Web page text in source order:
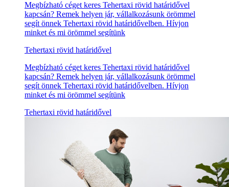
Megbízható céget keres Tehertaxi rövid határidővel
kapcsán? Remek helyen jár, vállalkozásunk örömmel
segít önnek Tehertaxi rövid határidővelben. Hívjon
minket és mi örömmel segítünk
Tehertaxi rövid határidővel
Megbízható céget keres Tehertaxi rövid határidővel
kapcsán? Remek helyen jár, vállalkozásunk örömmel
segít önnek Tehertaxi rövid határidővelben. Hívjon
minket és mi örömmel segítünk
Tehertaxi rövid határidővel